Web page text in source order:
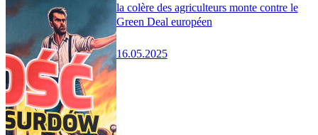
la colère des agriculteurs monte contre le
Green Deal européen
16.05.2025